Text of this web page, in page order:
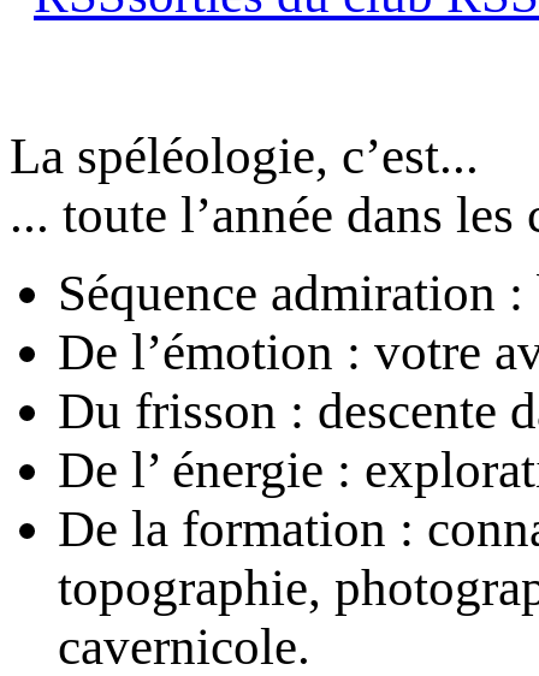
La spéléologie, c’est...
... toute l’année dans les
Séquence admiration
De l’émotion : votre
Du frisson : descente
De l’ énergie :
De la formation :
topographie,
cavernicole.